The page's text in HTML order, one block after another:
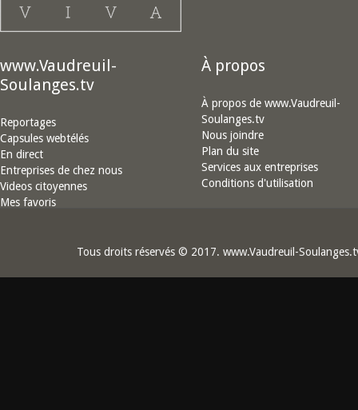
www.Vaudreuil-
Soulanges.tv
Reportages
Capsules webtélés
En direct
Entreprises de chez nous
Videos citoyennes
Mes favoris
À propos
À propos de www.Vaudreuil-
Soulanges.tv
Nous joindre
Plan du site
Services aux entreprises
Conditions d'utilisation
Tous droits réservés © 2017. www.Vaudreuil-